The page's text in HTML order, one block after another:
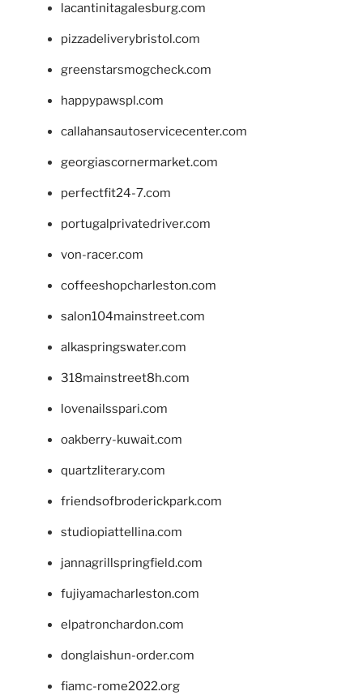
lacantinitagalesburg.com
pizzadeliverybristol.com
greenstarsmogcheck.com
happypawspl.com
callahansautoservicecenter.com
georgiascornermarket.com
perfectfit24-7.com
portugalprivatedriver.com
von-racer.com
coffeeshopcharleston.com
salon104mainstreet.com
alkaspringswater.com
318mainstreet8h.com
lovenailsspari.com
oakberry-kuwait.com
quartzliterary.com
friendsofbroderickpark.com
studiopiattellina.com
jannagrillspringfield.com
fujiyamacharleston.com
elpatronchardon.com
donglaishun-order.com
fiamc-rome2022.org